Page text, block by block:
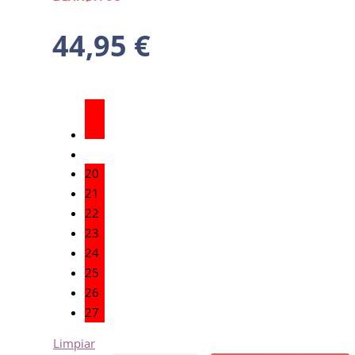
44,95 €
20
21
22
23
24
25
26
27
Limpiar